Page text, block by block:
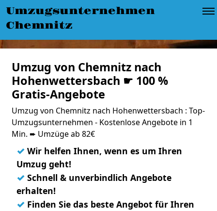
Umzugsunternehmen
Chemnitz
Umzug von Chemnitz nach
Hohenwettersbach ☛ 100 %
Gratis-Angebote
Umzug von Chemnitz nach Hohenwettersbach : Top-
Umzugsunternehmen - Kostenlose Angebote in 1
Min. ➨ Umzüge ab 82€
✓ Wir helfen Ihnen, wenn es um Ihren
Umzug geht!
✓ Schnell & unverbindlich Angebote
erhalten!
✓ Finden Sie das beste Angebot für Ihren